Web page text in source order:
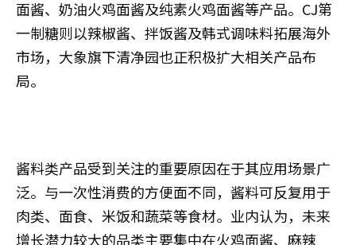
面酱、奶油火鸡面酱及纯素火鸡面酱等产品。CJ第
一制糖则以辣椒酱、拌饭酱及韩式调味料拓展海外
市场，大象旗下清净园也正积极扩大相关产品布
局。
酱料类产品受到关注的重要原因在于其应用场景广
泛。与一次性消费的方便面不同，酱料可反复用于
肉类、面食、米饭和蔬菜等食材。业内认为，未来
增长潜力较大的品类主要集中在火鸡面酱、麻辣